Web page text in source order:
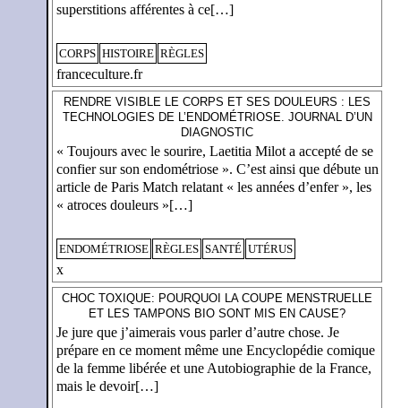
superstitions afférentes à ce[…]
CORPS HISTOIRE RÈGLES
franceculture.fr
RENDRE VISIBLE LE CORPS ET SES DOULEURS : LES
TECHNOLOGIES DE L’ENDOMÉTRIOSE. JOURNAL D’UN
DIAGNOSTIC
« Toujours avec le sourire, Laetitia Milot a accepté de se
confier sur son endométriose ». C’est ainsi que débute un
article de Paris Match relatant « les années d’enfer », les
« atroces douleurs »[…]
ENDOMÉTRIOSE RÈGLES SANTÉ UTÉRUS
x
CHOC TOXIQUE: POURQUOI LA COUPE MENSTRUELLE
ET LES TAMPONS BIO SONT MIS EN CAUSE?
Je jure que j’aimerais vous parler d’autre chose. Je
prépare en ce moment même une Encyclopédie comique
de la femme libérée et une Autobiographie de la France,
mais le devoir[…]